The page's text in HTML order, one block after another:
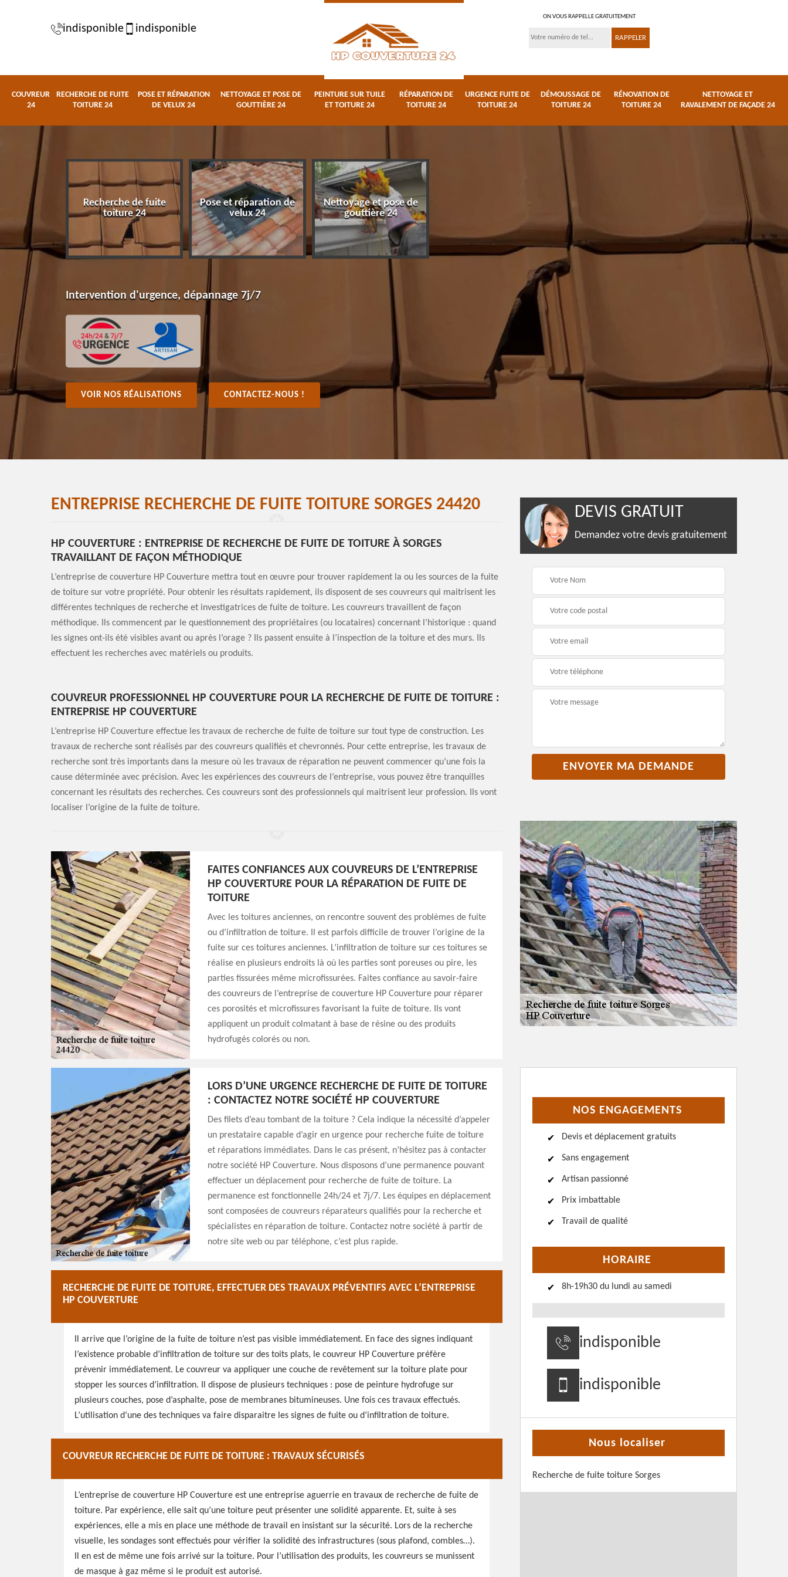
indisponible indisponible
ON VOUS RAPPELLE GRATUITEMENT
COUVREUR
24
RECHERCHE DE FUITE
TOITURE 24
POSE ET RÉPARATION
DE VELUX 24
NETTOYAGE ET POSE DE
GOUTTIÈRE 24
PEINTURE SUR TUILE
ET TOITURE 24
RÉPARATION DE
TOITURE 24
URGENCE FUITE DE
TOITURE 24
DÉMOUSSAGE DE
TOITURE 24
RÉNOVATION DE
TOITURE 24
NETTOYAGE ET
RAVALEMENT DE FAÇADE 24
Recherche de fuite
toiture 24
Pose et réparation de
velux 24
Nettoyage et pose de
gouttière 24
Réparation de toiture
Urgence fuite de
toiture 24
Intervention d'urgence, dépannage 7j/7
VOIR NOS RÉALISATIONS CONTACTEZ-NOUS !
ENTREPRISE RECHERCHE DE FUITE TOITURE SORGES 24420
HP COUVERTURE : ENTREPRISE DE RECHERCHE DE FUITE DE TOITURE À SORGES
TRAVAILLANT DE FAÇON MÉTHODIQUE
L’entreprise de couverture HP Couverture mettra tout en œuvre pour trouver rapidement la ou les sources de la fuite
de toiture sur votre propriété. Pour obtenir les résultats rapidement, ils disposent de ses couvreurs qui maitrisent les
différentes techniques de recherche et investigatrices de fuite de toiture. Les couvreurs travaillent de façon
méthodique. Ils commencent par le questionnement des propriétaires (ou locataires) concernant l’historique : quand
les signes ont-ils été visibles avant ou après l’orage ? Ils passent ensuite à l’inspection de la toiture et des murs. Ils
effectuent les recherches avec matériels ou produits.
COUVREUR PROFESSIONNEL HP COUVERTURE POUR LA RECHERCHE DE FUITE DE TOITURE :
ENTREPRISE HP COUVERTURE
L’entreprise HP Couverture effectue les travaux de recherche de fuite de toiture sur tout type de construction. Les
travaux de recherche sont réalisés par des couvreurs qualifiés et chevronnés. Pour cette entreprise, les travaux de
recherche sont très importants dans la mesure où les travaux de réparation ne peuvent commencer qu’une fois la
cause déterminée avec précision. Avec les expériences des couvreurs de l’entreprise, vous pouvez être tranquilles
concernant les résultats des recherches. Ces couvreurs sont des professionnels qui maitrisent leur profession. Ils vont
localiser l’origine de la fuite de toiture.
FAITES CONFIANCES AUX COUVREURS DE L’ENTREPRISE
HP COUVERTURE POUR LA RÉPARATION DE FUITE DE
TOITURE
Avec les toitures anciennes, on rencontre souvent des problèmes de fuite
ou d’infiltration de toiture. Il est parfois difficile de trouver l’origine de la
fuite sur ces toitures anciennes. L’infiltration de toiture sur ces toitures se
réalise en plusieurs endroits là où les parties sont poreuses ou pire, les
parties fissurées même microfissurées. Faites confiance au savoir-faire
des couvreurs de l’entreprise de couverture HP Couverture pour réparer
ces porosités et microfissures favorisant la fuite de toiture. Ils vont
appliquent un produit colmatant à base de résine ou des produits
hydrofugés colorés ou non.
LORS D’UNE URGENCE RECHERCHE DE FUITE DE TOITURE
: CONTACTEZ NOTRE SOCIÉTÉ HP COUVERTURE
Des filets d’eau tombant de la toiture ? Cela indique la nécessité d’appeler
un prestataire capable d’agir en urgence pour recherche fuite de toiture
et réparations immédiates. Dans le cas présent, n’hésitez pas à contacter
notre société HP Couverture. Nous disposons d’une permanence pouvant
effectuer un déplacement pour recherche de fuite de toiture. La
permanence est fonctionnelle 24h/24 et 7j/7. Les équipes en déplacement
sont composées de couvreurs réparateurs qualifiés pour la recherche et
spécialistes en réparation de toiture. Contactez notre société à partir de
notre site web ou par téléphone, c’est plus rapide.
RECHERCHE DE FUITE DE TOITURE, EFFECTUER DES TRAVAUX PRÉVENTIFS AVEC L’ENTREPRISE
HP COUVERTURE
Il arrive que l’origine de la fuite de toiture n’est pas visible immédiatement. En face des signes indiquant
l’existence probable d’infiltration de toiture sur des toits plats, le couvreur HP Couverture préfère
prévenir immédiatement. Le couvreur va appliquer une couche de revêtement sur la toiture plate pour
stopper les sources d’infiltration. Il dispose de plusieurs techniques : pose de peinture hydrofuge sur
plusieurs couches, pose d’asphalte, pose de membranes bitumineuses. Une fois ces travaux effectués.
L’utilisation d’une des techniques va faire disparaitre les signes de fuite ou d’infiltration de toiture.
COUVREUR RECHERCHE DE FUITE DE TOITURE : TRAVAUX SÉCURISÉS
L’entreprise de couverture HP Couverture est une entreprise aguerrie en travaux de recherche de fuite de
toiture. Par expérience, elle sait qu’une toiture peut présenter une solidité apparente. Et, suite à ses
expériences, elle a mis en place une méthode de travail en insistant sur la sécurité. Lors de la recherche
visuelle, les sondages sont effectués pour vérifier la solidité des infrastructures (sous plafond, combles…).
Il en est de même une fois arrivé sur la toiture. Pour l’utilisation des produits, les couvreurs se munissent
de masque à gaz même si le produit est autorisé.
DEVIS GRATUIT
Demandez votre devis gratuitement
NOS ENGAGEMENTS
Devis et déplacement gratuits
Sans engagement
Artisan passionné
Prix imbattable
Travail de qualité
HORAIRE
8h-19h30 du lundi au samedi
indisponible
indisponible
Nous localiser
Recherche de fuite toiture Sorges